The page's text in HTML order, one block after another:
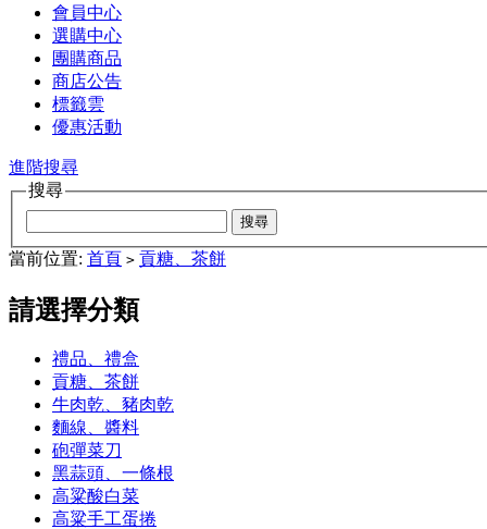
會員中心
選購中心
團購商品
商店公告
標籤雲
優惠活動
進階搜尋
搜尋
當前位置: 首頁 > 貢糖、茶餅
請選擇分類
禮品、禮盒
貢糖、茶餅
牛肉乾、豬肉乾
麵線、醬料
砲彈菜刀
黑蒜頭、一條根
高粱酸白菜
高粱手工蛋捲